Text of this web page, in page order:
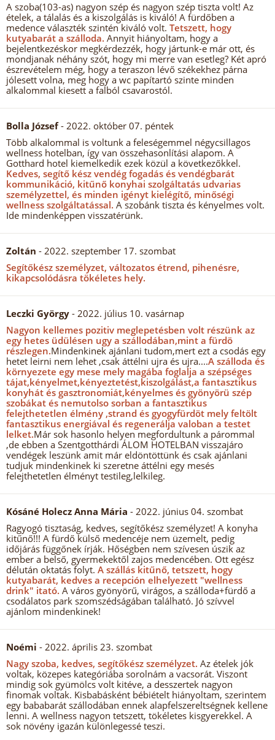
A szoba(103-as) nagyon szép és nagyon szép tiszta volt! Az
ételek, a tálalás és a kiszolgálás is kiváló! A fürdőben a
medence választék szintén kiváló volt. Tetszett, hogy
kutyabarát a szálloda. Annyit hiányoltam, hogy a
bejelentkezéskor megkérdezzék, hogy jártunk-e már ott, és
mondjanak néhány szót, hogy mi merre van esetleg? Két apró
észrevételem még, hogy a teraszon lévő székekhez párna
jólesett volna, meg hogy a wc papítartó szinte minden
alkalommal kiesett a falból csavarostól.
Bolla József- 2022. október 07. péntek
Több alkalommal is voltunk a feleségemmel négycsillagos
wellness hotelban, így van összehasonlítási alapom. A
Gotthard hotel kiemelkedik ezek közül a következőkkel.
Kedves, segítő kész vendég fogadás és vendégbarát
kommunikáció, kitűnő konyhai szolgáltatás udvarias
személyzettel, és minden igényt kielégítő, minőségi
wellness szolgáltatással. A szobánk tiszta és kényelmes volt.
Ide mindenképpen visszatérünk.
Zoltán - 2022. szeptember 17. szombat
Segítőkész személyzet, változatos étrend, pihenésre,
kikapcsolódásra tökéletes hely.
Leczki György - 2022. július 10. vasárnap
Nagyon kellemes pozitiv meglepetésben volt részünk az
egy hetes üdülésen ugy a szállodában,mint a fürdö
részlegen.Mindenkinek ajánlani tudom,mert ezt a csodás egy
hetet leirni nem lehet ,csak áttélni ujra és ujra....A szálloda és
környezete egy mese mely magába foglalja a szépséges
tájat,kényelmet,kényeztetést,kiszolgálást,a fantasztikus
konyhát és gasztronomiát,kényelmes és gyönyörü szép
szobákat és nemutolso sorban a fantasztikus
felejthetetlen élmény ,strand és gyogyfürdöt mely feltölt
fantasztikus energiával és regenerálja valoban a testet
lelket.Már sok hasonlo helyen megfordultunk a párommal
,de ebben a Szentgotthárdi ÁLOM HOTELBAN visszajáro
vendégek leszünk amit már eldöntöttünk és csak ajánlani
tudjuk mindenkinek ki szeretne áttélni egy mesés
felejthetetlen élményt testileg,lelkileg.
Kósáné Holecz Anna Mária - 2022. június 04. szombat
Ragyogó tisztaság, kedves, segítőkész személyzet! A konyha
kitűnő!!! A fürdő külső medencéje nem üzemelt, pedig
időjárás függőnek írják. Hőségben nem szívesen úszik az
ember a belső, gyermekektől zajos medencében. Ott egész
délután oktatás folyt. A szállás kitűnő, tetszett, hogy
kutyabarát, kedves a recepción elhelyezett "wellness
drink" itató. A város gyönyörű, virágos, a szálloda+fürdő a
csodálatos park szomszédságában található. Jó szívvel
ajánlom mindenkinek!
Noémi - 2022. április 23. szombat
Nagy szoba, kedves, segítőkész személyzet. Az ételek jók
voltak, közepes kategóriába sorolnám a vacsorát. Viszont
mindig sok gyümölcs volt kitéve, a desszertek nagyon
finomak voltak. Kisbabásként bébiételt hiányoltam, szerintem
egy bababarát szállodában ennek alapfelszereltségnek kellene
lenni. A wellness nagyon tetszett, tökéletes kisgyerekkel. A
sok növény igazán különlegessé teszi.